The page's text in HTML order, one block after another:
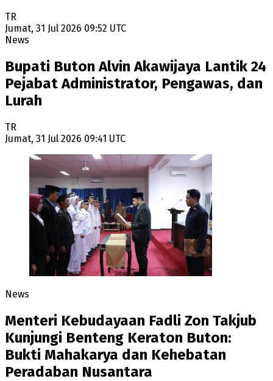
TR
Jumat, 31 Jul 2026 09:52 UTC
News
Bupati Buton Alvin Akawijaya Lantik 24
Pejabat Administrator, Pengawas, dan
Lurah
TR
Jumat, 31 Jul 2026 09:41 UTC
News
Menteri Kebudayaan Fadli Zon Takjub
Kunjungi Benteng Keraton Buton:
Bukti Mahakarya dan Kehebatan
Peradaban Nusantara